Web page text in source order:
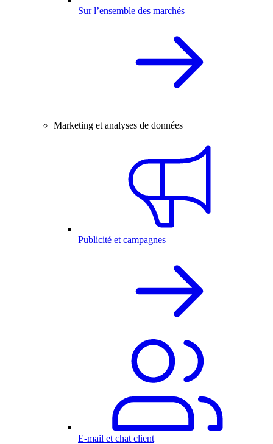
Sur l’ensemble des marchés
Marketing et analyses de données
Publicité et campagnes
E-mail et chat client